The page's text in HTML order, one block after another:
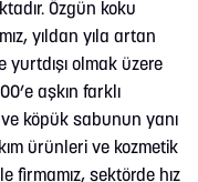
Özgün koku
yıldan yıla artan
olmak üzere
aşkın farklı
köpük sabunun yanı
ürünleri ve kozmetik
firmamız, sektörde hız